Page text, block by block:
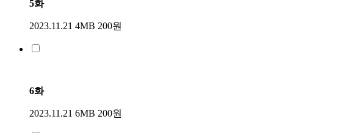
5화
2023.11.21 4MB 200원
6화
2023.11.21 6MB 200원